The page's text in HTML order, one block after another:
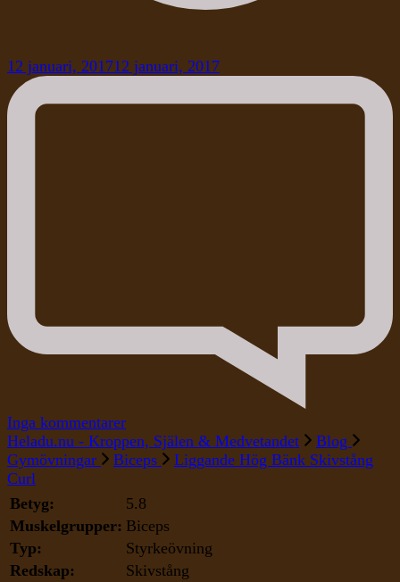
12 januari, 201712 januari, 2017
Inga kommentarertill
Liggande
Hög
Skivstång
Curl
Heladu.nu - Kroppen, Själen & Medvetandet
Blog
Gymövningar
Biceps
Liggande Hög Bänk Skivstång
Curl
Betyg:
5.8
Muskelgrupper: Biceps
Typ:
Styrkeövning
Redskap:
Skivstång